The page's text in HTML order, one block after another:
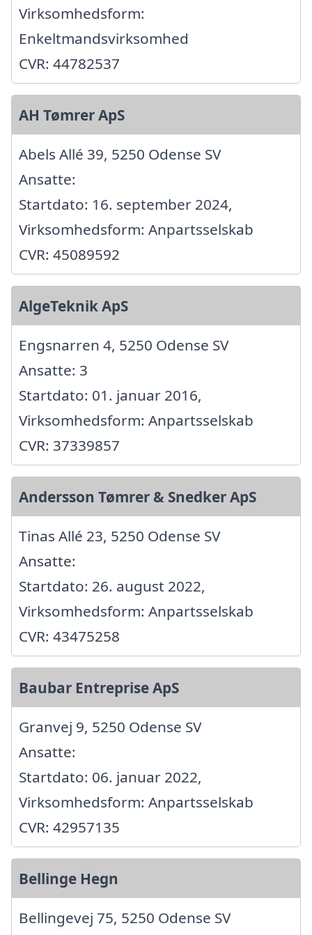
Virksomhedsform:
Enkeltmandsvirksomhed
CVR: 44782537
AH Tømrer ApS
Abels Allé 39, 5250 Odense SV
Ansatte:
Startdato: 16. september 2024,
Virksomhedsform: Anpartsselskab
CVR: 45089592
AlgeTeknik ApS
Engsnarren 4, 5250 Odense SV
Ansatte: 3
Startdato: 01. januar 2016,
Virksomhedsform: Anpartsselskab
CVR: 37339857
Andersson Tømrer & Snedker ApS
Tinas Allé 23, 5250 Odense SV
Ansatte:
Startdato: 26. august 2022,
Virksomhedsform: Anpartsselskab
CVR: 43475258
Baubar Entreprise ApS
Granvej 9, 5250 Odense SV
Ansatte:
Startdato: 06. januar 2022,
Virksomhedsform: Anpartsselskab
CVR: 42957135
Bellinge Hegn
Bellingevej 75, 5250 Odense SV